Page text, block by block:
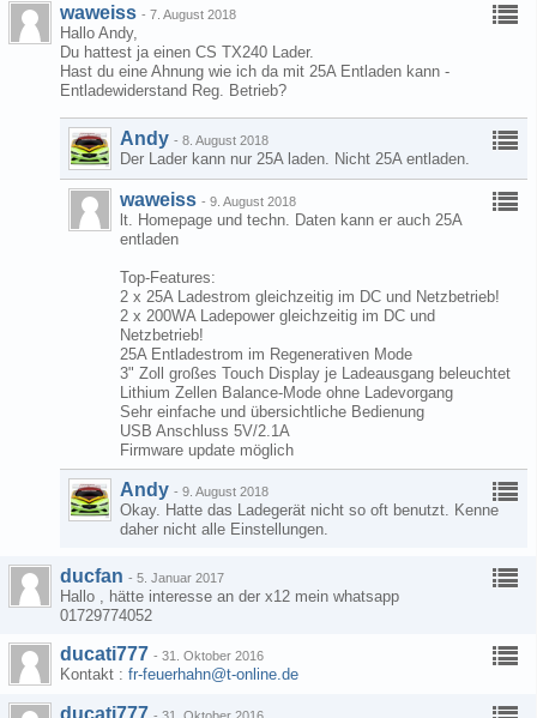
waweiss - 7. August 2018
Hallo Andy,
Du hattest ja einen CS TX240 Lader.
Hast du eine Ahnung wie ich da mit 25A Entladen kann -
Entladewiderstand Reg. Betrieb?
Andy - 8. August 2018
Der Lader kann nur 25A laden. Nicht 25A entladen.
waweiss - 9. August 2018
lt. Homepage und techn. Daten kann er auch 25A
entladen
Top-Features:
2 x 25A Ladestrom gleichzeitig im DC und Netzbetrieb!
2 x 200WA Ladepower gleichzeitig im DC und
Netzbetrieb!
25A Entladestrom im Regenerativen Mode
3" Zoll großes Touch Display je Ladeausgang beleuchtet
Lithium Zellen Balance-Mode ohne Ladevorgang
Sehr einfache und übersichtliche Bedienung
USB Anschluss 5V/2.1A
Firmware update möglich
Andy - 9. August 2018
Okay. Hatte das Ladegerät nicht so oft benutzt. Kenne
daher nicht alle Einstellungen.
ducfan - 5. Januar 2017
Hallo , hätte interesse an der x12 mein whatsapp
01729774052
ducati777 - 31. Oktober 2016
Kontakt : fr-feuerhahn@t-online.de
ducati777